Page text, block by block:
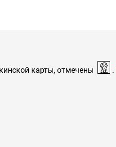
карты, отмечены .